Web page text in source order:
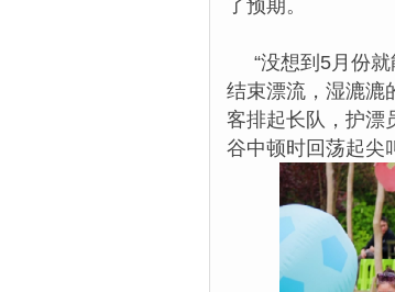
了预期。
“没想到5月份就
结束漂流，湿漉漉
客排起长队，护漂
谷中顿时回荡起尖